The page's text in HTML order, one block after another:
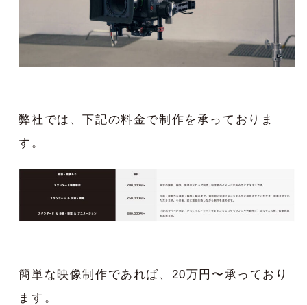
弊社では、下記の料金で制作を承っておりま
す。
簡単な映像制作であれば、20万円〜承っており
ます。